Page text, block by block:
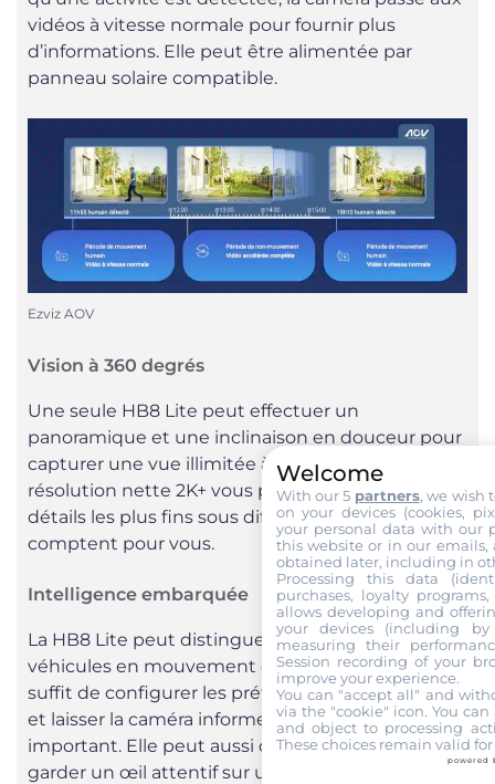
vidéos à vitesse normale pour fournir plus
d’informations. Elle peut être alimentée par
panneau solaire compatible.
Ezviz AOV
Vision à 360 degrés
Une seule HB8 Lite peut effectuer un
panoramique et une inclinaison en douceur pour
capturer une vue illimitée à 360 degrés. Sa
résolution nette 2K+ vous permet de voir les
détails les plus fins sous différents angles qui
comptent pour vous.
Intelligence embarquée
La HB8 Lite peut distinguer les personnes et les
véhicules en mouvement des autres objets. Il
suffit de configurer les préférences de détection
et laisser la caméra informer lorsque c’est
important. Elle peut aussi changer de vision pour
garder un œil attentif sur une activité en cours.
Welcome
With our 5 partners, we wish
on your devices (cookies,
your personal data with our
this website or in our emails,
obtained later, including in
Processing this data
purchases, loyalty
allows developing and
your devices (including
measuring their
Session recording of your
improve your experience.
You can "accept all" and
via the "cookie" icon. You
and object to processing
These choices remain valid
powered